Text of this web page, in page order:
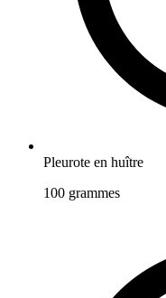
Pleurote en huître
100 grammes